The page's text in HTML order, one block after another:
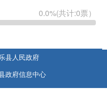
县人民政府
政府信息中心